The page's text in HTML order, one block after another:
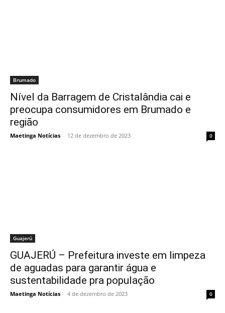
Brumado
Nível da Barragem de Cristalândia cai e
preocupa consumidores em Brumado e
região
Maetinga Notícias - 12 de dezembro de 2023 0
Guajerú
GUAJERÚ – Prefeitura investe em limpeza
de aguadas para garantir água e
sustentabilidade pra população
Maetinga Notícias - 4 de dezembro de 2023 0